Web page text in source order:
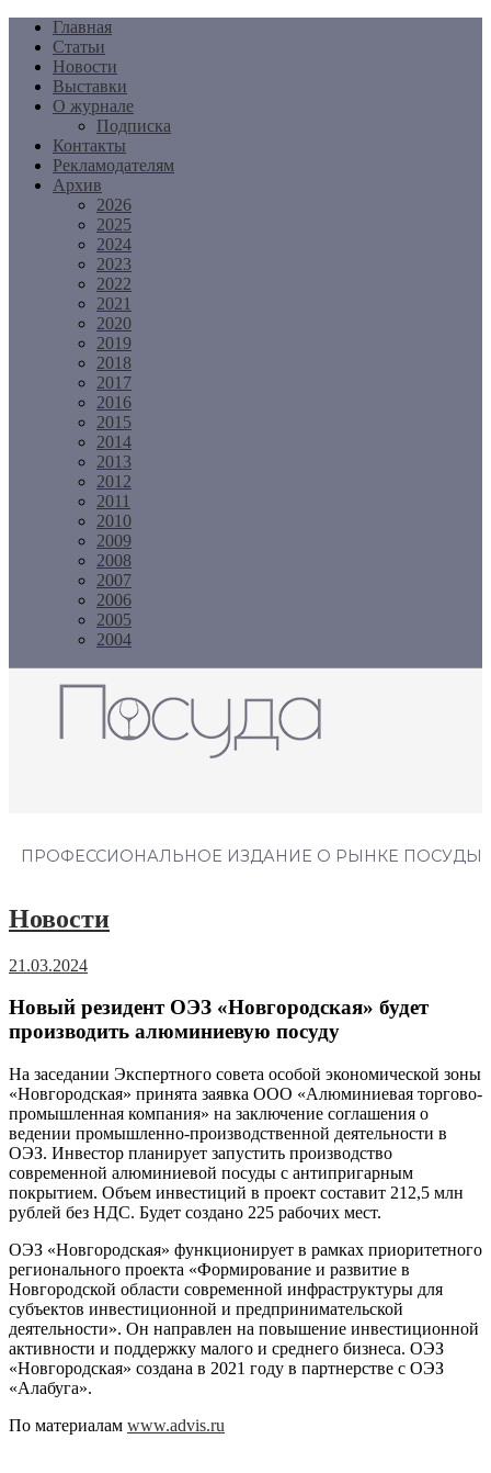
Перейти
содержимому
Главная
Статьи
Новости
Выставки
О журнале
Подписка
Контакты
Рекламодателям
Архив
2026
2025
2024
2023
2022
2021
2020
2019
2018
2017
2016
2015
2014
2013
2012
2011
2010
2009
2008
2007
2006
2005
2004
ПРОФЕССИОНАЛЬНОЕ ИЗДАНИЕ О РЫНКЕ ПОСУДЫ
Новости
21.03.2024
Новый резидент ОЭЗ «Новгородская» будет
производить алюминиевую посуду
На заседании Экспертного совета особой экономической зоны
«Новгородская» принята заявка ООО «Алюминиевая торгово-
промышленная компания» на заключение соглашения о
ведении промышленно-производственной деятельности в
ОЭЗ. Инвестор планирует запустить производство
современной алюминиевой посуды с антипригарным
покрытием. Объем инвестиций в проект составит 212,5 млн
рублей без НДС. Будет создано 225 рабочих мест.
ОЭЗ «Новгородская» функционирует в рамках приоритетного
регионального проекта «Формирование и развитие в
Новгородской области современной инфраструктуры для
субъектов инвестиционной и предпринимательской
деятельности». Он направлен на повышение инвестиционной
активности и поддержку малого и среднего бизнеса. ОЭЗ
«Новгородская» создана в 2021 году в партнерстве с ОЭЗ
«Алабуга».
По материалам www.advis.ru